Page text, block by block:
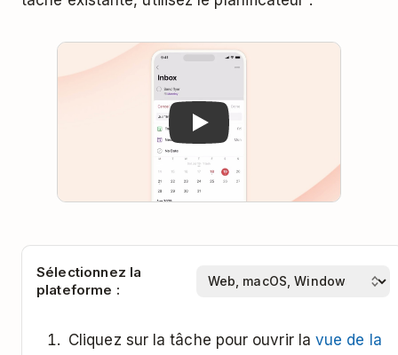
Play
Sélectionnez la
plateforme :
Cliquez sur la tâche pour ouvrir lavue de la